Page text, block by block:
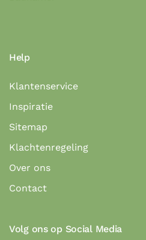
Help
Klantenservice
Inspiratie
Sitemap
Klachtenregeling
Over ons
Contact
Volg ons op Social Media